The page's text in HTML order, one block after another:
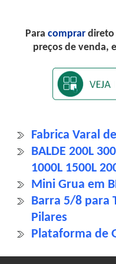
Para comprar direto
preços de venda,
Fabrica Varal
BALDE 200L
1000L 1500L
Mini Grua em
Barra 5/8 para
Pilares
Plataforma de